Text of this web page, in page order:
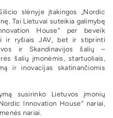
slėnyje įtakingos „Nordic
Tai Lietuvai suteikia galimybę
House“ per beveik
ir ryšiais JAV, bet ir stiprinti
ir Skandinavijos šalių –
šalių įmonėmis, startuoliais,
ir inovacijas skatinančiomis
susirinko Lietuvos įmonių
Innovation House“ nariai,
nariai.